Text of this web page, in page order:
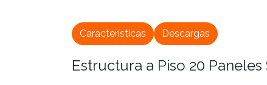
Estructura a Piso 20 Paneles
Características Descargas